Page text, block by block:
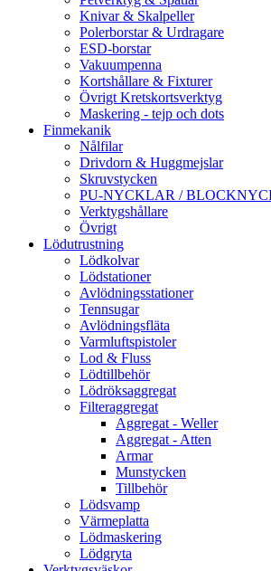
Knivar & Skalpeller
Polerborstar & Urdragare
ESD-borstar
Vakuumpenna
Kortshållare & Fixturer
Övrigt Kretskortsverktyg
Maskering - tejp och dots
Finmekanik
Nålfilar
Drivdorn & Huggmejslar
Skruvstycken
PU-NYCKLAR /
Verktygshållare
Övrigt
Lödutrustning
Lödkolvar
Lödstationer
Avlödningsstationer
Tennsugar
Avlödningsfläta
Varmluftspistoler
Lod & Fluss
Lödtillbehör
Lödröksaggregat
Filteraggregat
Aggregat - Weller
Aggregat - Atten
Armar
Munstycken
Tillbehör
Lödsvamp
Värmeplatta
Lödmaskering
Lödgryta